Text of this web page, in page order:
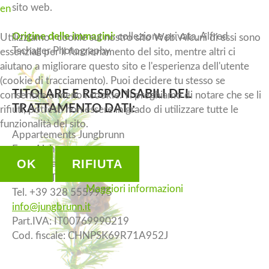
sito web.
Origine delle immagini:collezione privata, Alfred
Tschager Photography
TITOLARE E RESPONSABILI DEL
TRATTAMENTO DATI:
Appartements Jungbrunn
Fam. Aichner
Lavina Bianca 29
I-39050 Tires
Tel. +39 328 5559975
info@jungbrunn.it
Part.IVA: IT00769990219
Cod. fiscale: CHNPSK69R71A952J
en
Utilizziamo i cookie sul nostro sito Web. Alcuni di essi sono
essenziali per il funzionamento del sito, mentre altri ci
aiutano a migliorare questo sito e l'esperienza dell'utente
(cookie di tracciamento). Puoi decidere tu stesso se
consentire o meno i cookie. Ti preghiamo di notare che se li
rifiuti, potresti non essere in grado di utilizzare tutte le
funzionalità del sito.
OK RIFIUTA
Maggiori informazioni